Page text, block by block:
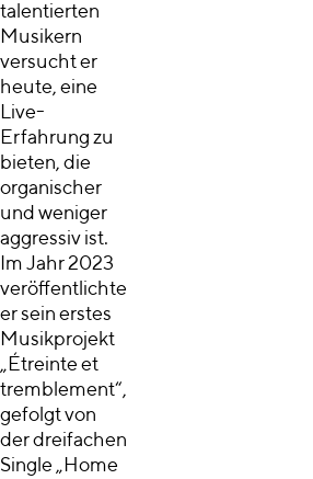
talentierten
Musikern
versucht er
heute, eine
Live-
Erfahrung zu
bieten, die
organischer
und weniger
aggressiv ist.
Im Jahr 2023
veröffentlichte
er sein erstes
Musikprojekt
„Étreinte et
tremblement“,
gefolgt von
der dreifachen
Single „Home